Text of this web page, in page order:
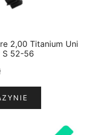
2,00 Titanium Uni
S 52-56